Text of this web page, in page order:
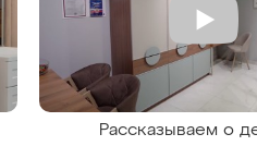
Рассказываем о